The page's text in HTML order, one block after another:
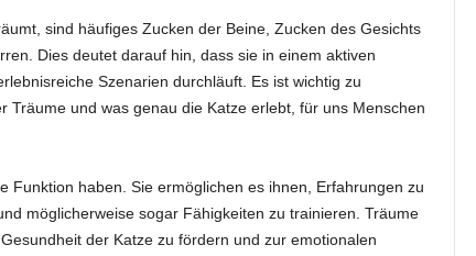
sind häufiges Zucken der Beine, Zucken des Gesichts
Dies deutet darauf hin, dass sie in einem aktiven
Szenarien durchläuft. Es ist wichtig zu
Träume und was genau die Katze erlebt, für uns Menschen
Funktion haben. Sie ermöglichen es ihnen, Erfahrungen zu
möglicherweise sogar Fähigkeiten zu trainieren. Träume
der Katze zu fördern und zur emotionalen